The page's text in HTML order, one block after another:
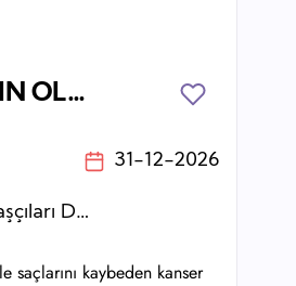
SAÇIM SAÇIN OLSUN
31-12-2026
Kanser Savaşçıları Derneği
saçlarını kaybeden kanser